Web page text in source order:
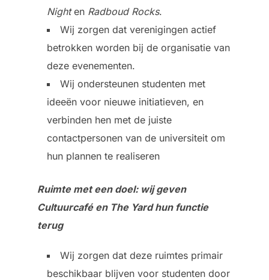
Nighten Radboud Rocks.
Wij zorgen dat verenigingen actief
betrokken worden bij de organisatie van
deze evenementen.
Wij ondersteunen studenten met
ideeën voor nieuwe initiatieven, en
verbinden hen met de juiste
contactpersonen van de universiteit om
hun plannen te realiseren
Ruimte met een doel: wij geven
Cultuurcafé en The Yard hun functie
terug
Wij zorgen dat deze ruimtes primair
beschikbaar blijven voor studenten door